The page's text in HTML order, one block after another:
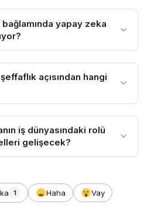
yapay zeka
açısından hangi
iş dünyasındaki rolü
gelişecek?
1 Haha Vay